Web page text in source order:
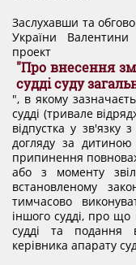
Заслухавши та
України
"Про внесення
судді суду
", в якому
судді (тривале
відпустка у зв'язку
догляду за
припинення
або з моменту
встановленому
тимчасово
іншого судді, про що
судді та подання
керівника апарату